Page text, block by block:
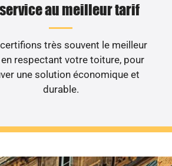
au meilleur tarif
très souvent le meilleur
respectant votre toiture, pour
une solution économique et
durable.